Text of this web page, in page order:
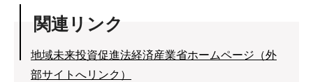
関連リンク
地域未来投資促進法経済産業省ホームページ（外
部サイトへリンク）